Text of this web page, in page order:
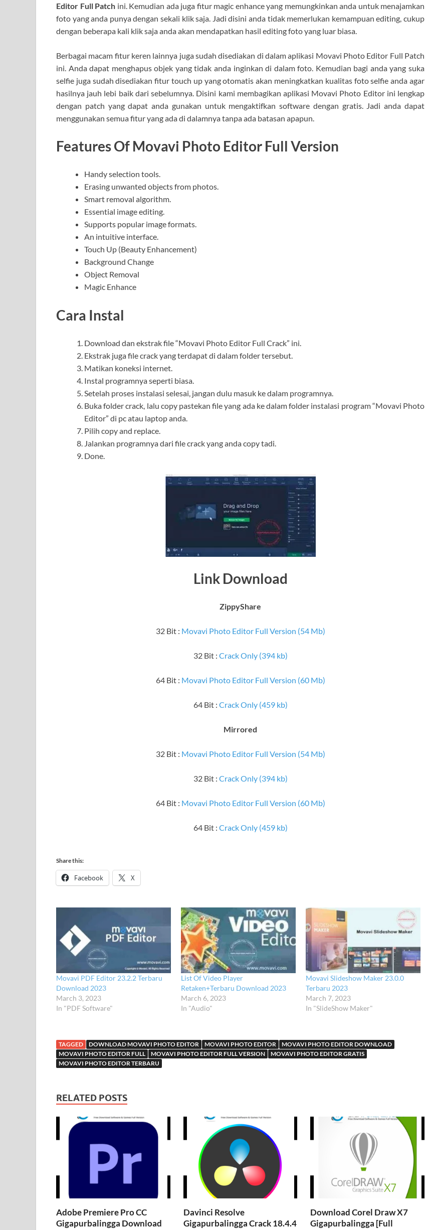
Editor Full Patch ini. Kemudian ada juga fitur magic enhance yang memungkinkan anda untuk menajamkan
foto yang anda punya dengan sekali klik saja. Jadi disini anda tidak memerlukan kemampuan editing, cukup
dengan beberapa kali klik saja anda akan mendapatkan hasil editing foto yang luar biasa.
Berbagai macam fitur keren lainnya juga sudah disediakan di dalam aplikasi Movavi Photo Editor Full Patch
ini. Anda dapat menghapus objek yang tidak anda inginkan di dalam foto. Kemudian bagi anda yang suka
selfie juga sudah disediakan fitur touch up yang otomatis akan meningkatkan kualitas foto selfie anda agar
hasilnya jauh lebi baik dari sebelumnya. Disini kami membagikan aplikasi Movavi Photo Editor ini lengkap
dengan patch yang dapat anda gunakan untuk mengaktifkan software dengan gratis. Jadi anda dapat
menggunakan semua fitur yang ada di dalamnya tanpa ada batasan apapun.
Features Of Movavi Photo Editor Full Version
Handy selection tools.
Erasing unwanted objects from photos.
Smart removal algorithm.
Essential image editing.
Supports popular image formats.
An intuitive interface.
Touch Up (Beauty Enhancement)
Background Change
Object Removal
Magic Enhance
Cara Instal
Download dan ekstrak file “Movavi Photo Editor Full Crack” ini.
Ekstrak juga file crack yang terdapat di dalam folder tersebut.
Matikan koneksi internet.
Instal programnya seperti biasa.
Setelah proses instalasi selesai, jangan dulu masuk ke dalam programnya.
Buka folder crack, lalu copy pastekan file yang ada ke dalam folder instalasi program “Movavi Photo
Editor” di pc atau laptop anda.
Pilih copy and replace.
Jalankan programnya dari file crack yang anda copy tadi.
Done.
Link Download
ZippyShare
32 Bit : Movavi Photo Editor Full Version (54 Mb)
32 Bit : Crack Only (394 kb)
64 Bit : Movavi Photo Editor Full Version (60 Mb)
64 Bit : Crack Only (459 kb)
Mirrored
32 Bit : Movavi Photo Editor Full Version (54 Mb)
32 Bit : Crack Only (394 kb)
64 Bit : Movavi Photo Editor Full Version (60 Mb)
64 Bit : Crack Only (459 kb)
Share this:
Facebook X
Movavi PDF Editor 23.2.2 Terbaru
Download 2023
March 3, 2023
In "PDF Software"
List Of Video Player
Retaken+Terbaru Download 2023
March 6, 2023
In "Audio"
Movavi Slideshow Maker 23.0.0
Terbaru 2023
March 7, 2023
In "SlideShow Maker"
TAGGED DOWNLOAD MOVAVI PHOTO EDITOR MOVAVI PHOTO EDITOR
MOVAVI PHOTO EDITOR DOWNLOAD
MOVAVI PHOTO EDITOR FULL
MOVAVI PHOTO EDITOR FULL VERSION
MOVAVI PHOTO EDITOR GRATIS
MOVAVI PHOTO EDITOR TERBARU
RELATED POSTS
Adobe Premiere Pro CC
Gigapurbalingga Download
Davinci Resolve
Gigapurbalingga Crack 18.4.4
Download Corel Draw X7
Gigapurbalingga [Full